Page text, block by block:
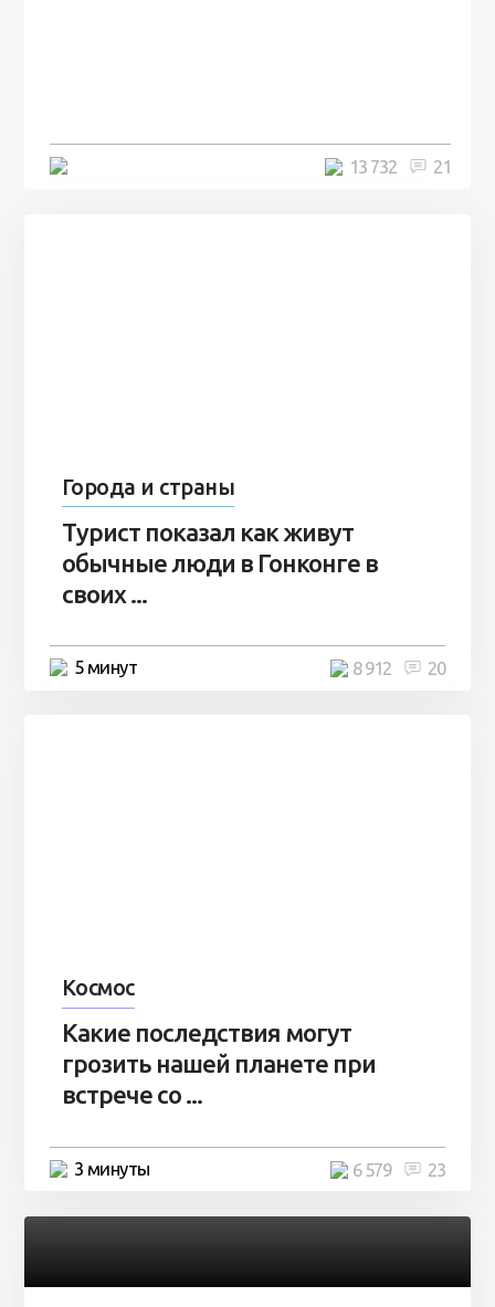
21
13 732
Города и страны
Турист показал как живут
обычные люди в Гонконге в
своих ...
5 минут 20
8 912
Космос
Какие последствия могут
грозить нашей планете при
встрече со ...
3 минуты 23
6 579